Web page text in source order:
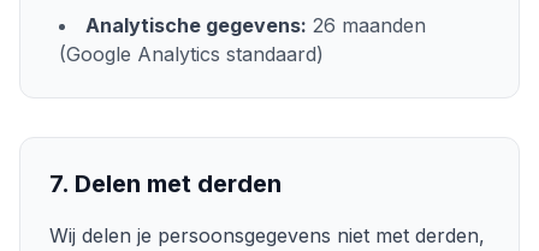
Analytische gegevens: 26 maanden
(Google Analytics standaard)
7. Delen met derden
Wij delen je persoonsgegevens niet met derden,